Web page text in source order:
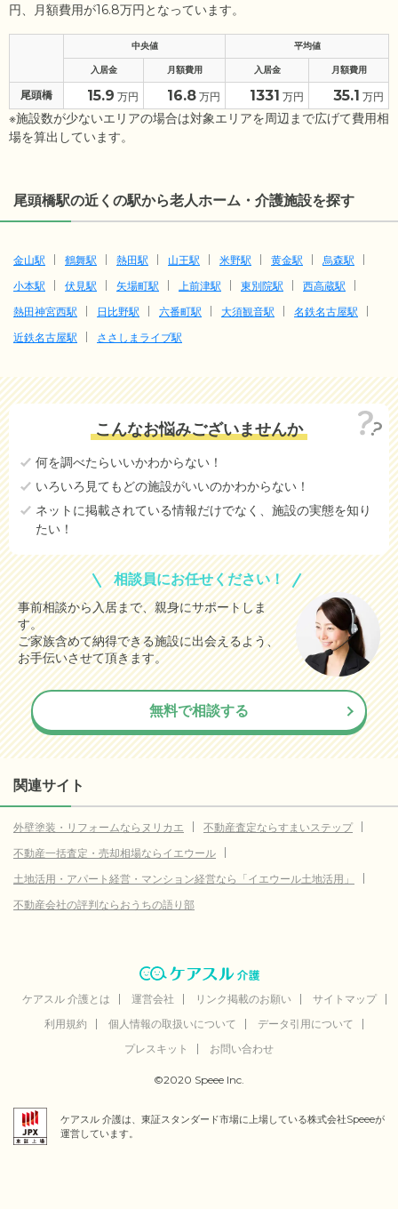
円、月額費用が16.8万円となっています。
中央値 平均値
入居金 月額費用 入居金 月額費用
尾頭橋 15.9 万円 16.8 万円 1331 万円 35.1 万円
※施設数が少ないエリアの場合は対象エリアを周辺まで広げて費用相
場を算出しています。
尾頭橋駅の近くの駅から老人ホーム・介護施設を探す
金山駅 鶴舞駅 熱田駅 山王駅 米野駅 黄金駅
烏森駅
小本駅
伏見駅 矢場町駅 上前津駅 東別院駅
西高蔵駅
熱田神宮西駅
日比野駅 六番町駅 大須観音駅
名鉄名古屋駅
近鉄名古屋駅
ささしまライブ駅
こんなお悩みございませんか
何を調べたらいいかわからない！
いろいろ見てもどの施設がいいのかわからない！
ネットに掲載されている情報だけでなく、施設の実態を知り
たい！
相談員にお任せください！
事前相談から入居まで、親身にサポートしま
す。
ご家族含めて納得できる施設に出会えるよう、
お手伝いさせて頂きます。
無料で相談する
関連サイト
外壁塗装・リフォームならヌリカエ
不動産査定ならすまいステップ
不動産一括査定・売却相場ならイエウール
土地活用・アパート経営・マンション経営なら「イエウール土地活用」
不動産会社の評判ならおうちの語り部
ケアスル 介護とは 運営会社 リンク掲載のお願い
サイトマップ
利用規約
個人情報の取扱いについて
データ引用について
プレスキット
お問い合わせ
©2020 Speee Inc.
ケアスル 介護は、東証スタンダード市場に上場している株式会社Speeeが
運営しています。